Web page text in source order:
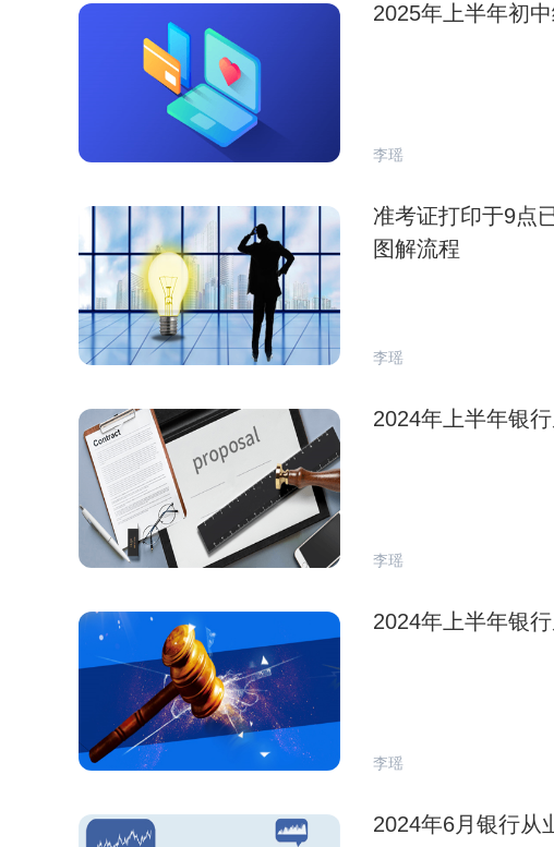
2025年上半年初
李瑶
准考证打印于9点
图解流程
李瑶
2024年上半年银
李瑶
2024年上半年银
李瑶
2024年6月银行从